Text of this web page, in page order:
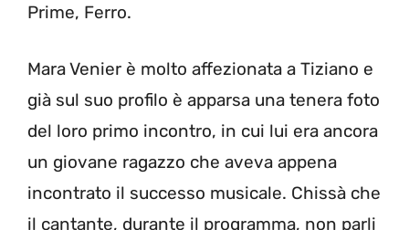
Prime, Ferro.
Mara Venier è molto affezionata a Tiziano e
già sul suo profilo è apparsa una tenera foto
del loro primo incontro, in cui lui era ancora
un giovane ragazzo che aveva appena
incontrato il successo musicale. Chissà che
il cantante, durante il programma, non parli